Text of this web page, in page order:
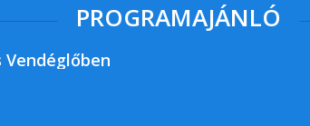
PROGRAMAJÁNLÓ
Vendéglőben